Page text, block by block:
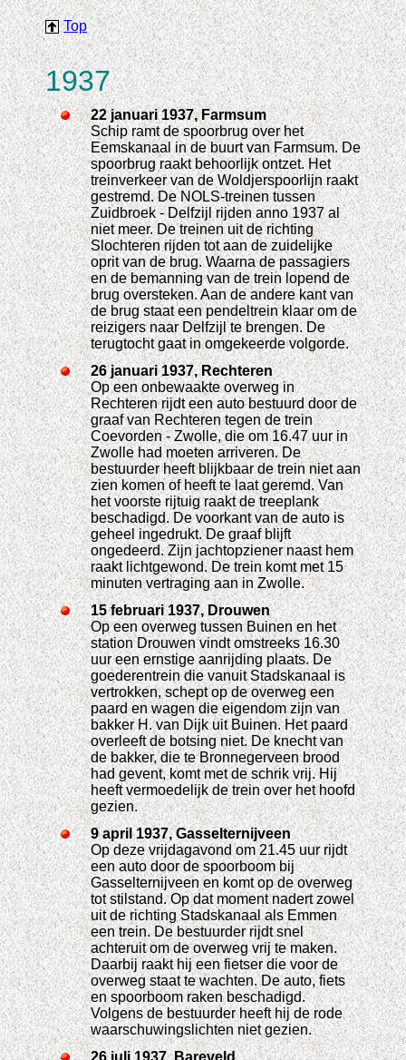
Top
1937
22 januari 1937, Farmsum
Schip ramt de spoorbrug over het
Eemskanaal in de buurt van Farmsum. De
spoorbrug raakt behoorlijk ontzet. Het
treinverkeer van de Woldjerspoorlijn raakt
gestremd. De NOLS-treinen tussen
Zuidbroek - Delfzijl rijden anno 1937 al
niet meer. De treinen uit de richting
Slochteren rijden tot aan de zuidelijke
oprit van de brug. Waarna de passagiers
en de bemanning van de trein lopend de
brug oversteken. Aan de andere kant van
de brug staat een pendeltrein klaar om de
reizigers naar Delfzijl te brengen. De
terugtocht gaat in omgekeerde volgorde.
26 januari 1937, Rechteren
Op een onbewaakte overweg in
Rechteren rijdt een auto bestuurd door de
graaf van Rechteren tegen de trein
Coevorden - Zwolle, die om 16.47 uur in
Zwolle had moeten arriveren. De
bestuurder heeft blijkbaar de trein niet aan
zien komen of heeft te laat geremd. Van
het voorste rijtuig raakt de treeplank
beschadigd. De voorkant van de auto is
geheel ingedrukt. De graaf blijft
ongedeerd. Zijn jachtopziener naast hem
raakt lichtgewond. De trein komt met 15
minuten vertraging aan in Zwolle.
15 februari 1937, Drouwen
Op een overweg tussen Buinen en het
station Drouwen vindt omstreeks 16.30
uur een ernstige aanrijding plaats. De
goederentrein die vanuit Stadskanaal is
vertrokken, schept op de overweg een
paard en wagen die eigendom zijn van
bakker H. van Dijk uit Buinen. Het paard
overleeft de botsing niet. De knecht van
de bakker, die te Bronnegerveen brood
had gevent, komt met de schrik vrij. Hij
heeft vermoedelijk de trein over het hoofd
gezien.
9 april 1937, Gasselternijveen
Op deze vrijdagavond om 21.45 uur rijdt
een auto door de spoorboom bij
Gasselternijveen en komt op de overweg
tot stilstand. Op dat moment nadert zowel
uit de richting Stadskanaal als Emmen
een trein. De bestuurder rijdt snel
achteruit om de overweg vrij te maken.
Daarbij raakt hij een fietser die voor de
overweg staat te wachten. De auto, fiets
en spoorboom raken beschadigd.
Volgens de bestuurder heeft hij de rode
waarschuwingslichten niet gezien.
26 juli 1937, Bareveld